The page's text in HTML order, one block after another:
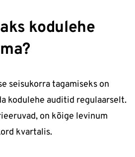
kodulehe
seisukorra tagamiseks on
kodulehe auditid regulaarselt.
on kõige levinum
kvartalis.